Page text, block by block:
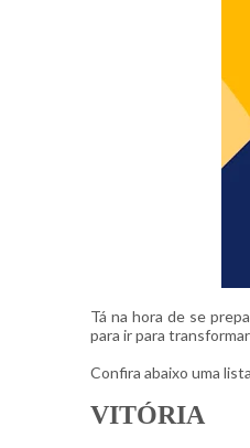
Tá na hora de se
para ir para
Confira abaixo uma
VITÓRIA